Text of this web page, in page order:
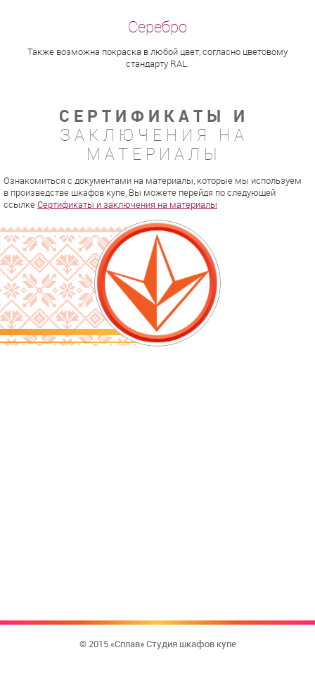
Также возможна покраска в любой цвет, согласно цветовому
стандарту RAL.
СЕРТИФИКАТЫ И
ЗАКЛЮЧЕНИЯ НА
МАТЕРИАЛЫ
Ознакомиться с документами на материалы, которые мы используем
в произведстве шкафов купе, Вы можете перейдя по следующей
ссылкеСертификаты и заключения на материалы
© 2015 «Сплав» Студия шкафов купе